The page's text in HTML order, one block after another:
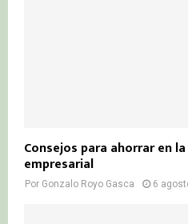
Consejos para ahorrar en
empresarial
Por Gonzalo Royo Gasca 6